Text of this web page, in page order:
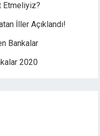
Etmeliyiz?
İller Açıklandı!
Bankalar
2020